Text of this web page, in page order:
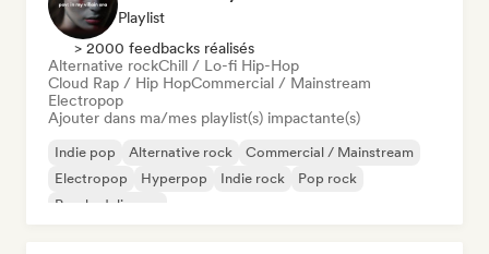
Playlist
> 2000 feedbacks réalisés
Alternative rockChill / Lo-fi Hip-Hop
Cloud Rap / Hip HopCommercial / Mainstream
Electropop
Ajouter dans ma/mes playlist(s) impactante(s)
Indie pop Alternative rock
Commercial / Mainstream
Electropop
Hyperpop Indie rock
Pop rock
Psychedelic pop